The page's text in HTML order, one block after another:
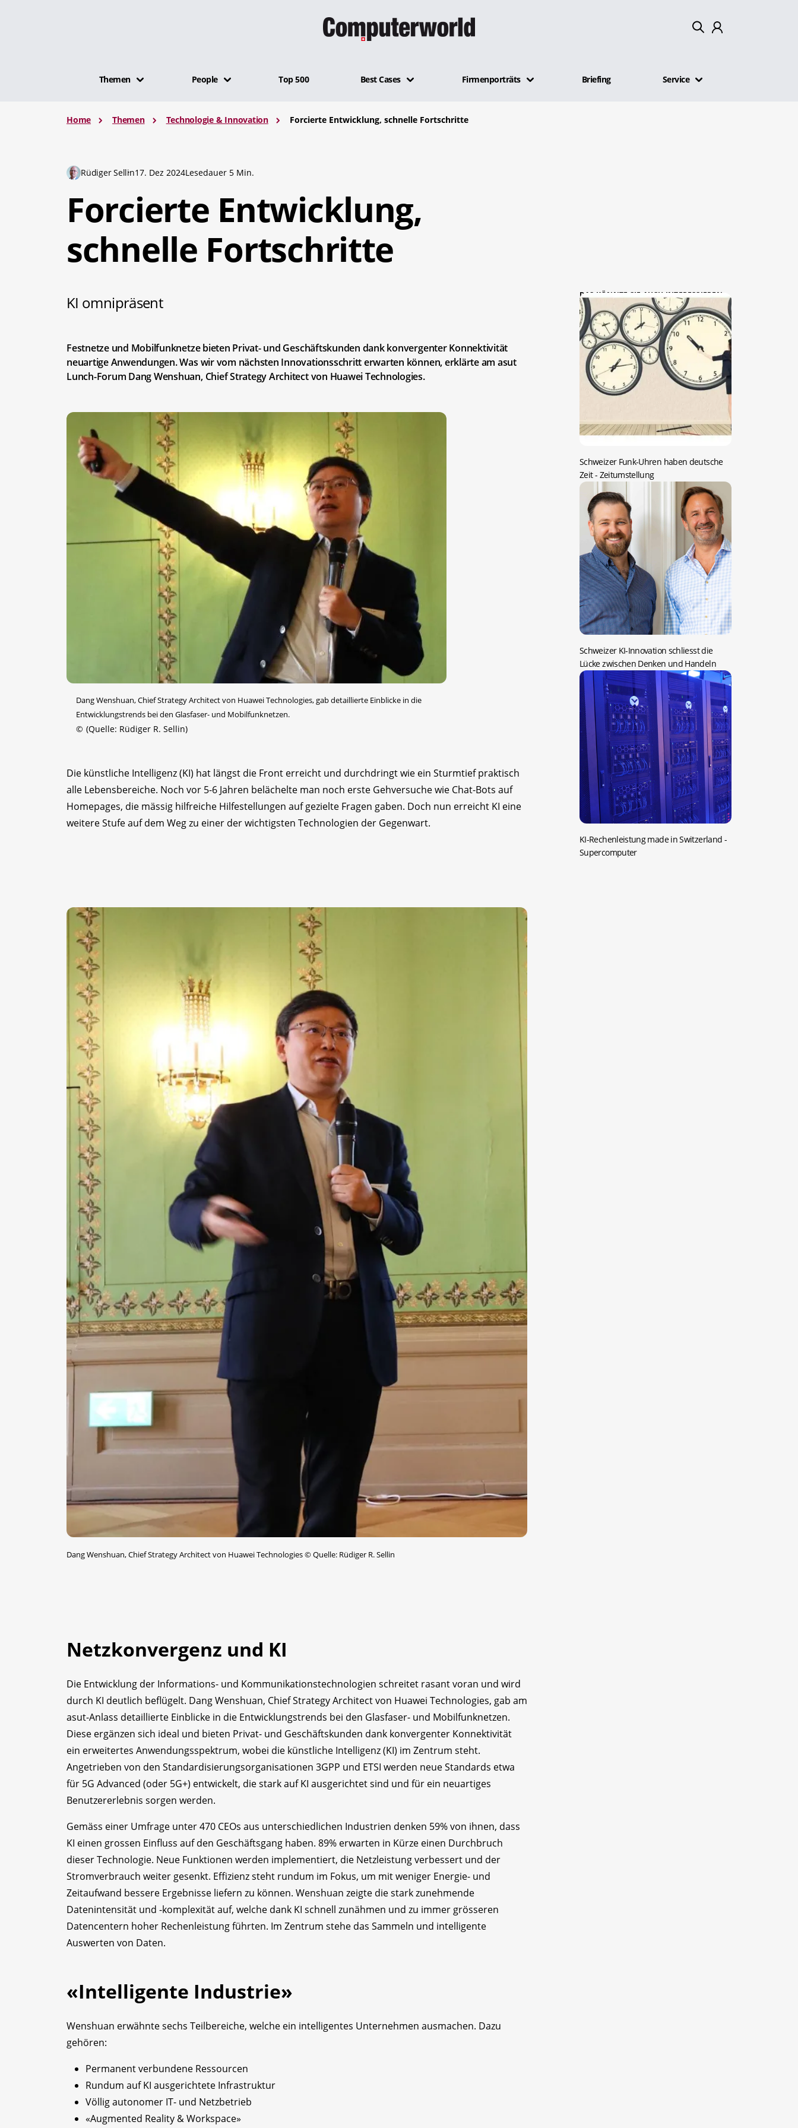
Themen People Top 500 Best Cases Firmenporträts Briefing Service
Home Themen Technologie & Innovation Forcierte Entwicklung, schnelle Fortschritte
Rüdiger Sellin17. Dez 2024Lesedauer 5 Min.
Forcierte Entwicklung,
schnelle Fortschritte
KI omnipräsent
Festnetze und Mobilfunknetze bieten Privat- und Geschäftskunden dank konvergenter Konnektivität
neuartige Anwendungen. Was wir vom nächsten Innovationsschritt erwarten können, erklärte am asut
Lunch-Forum Dang Wenshuan, Chief Strategy Architect von Huawei Technologies.
Dang Wenshuan, Chief Strategy Architect von Huawei Technologies, gab detaillierte Einblicke in die
Entwicklungstrends bei den Glasfaser- und Mobilfunknetzen.
© (Quelle: Rüdiger R. Sellin)
Die künstliche Intelligenz (KI) hat längst die Front erreicht und durchdringt wie ein Sturmtief praktisch
alle Lebensbereiche. Noch vor 5-6 Jahren belächelte man noch erste Gehversuche wie Chat-Bots auf
Homepages, die mässig hilfreiche Hilfestellungen auf gezielte Fragen gaben. Doch nun erreicht KI eine
weitere Stufe auf dem Weg zu einer der wichtigsten Technologien der Gegenwart.
Dang Wenshuan, Chief Strategy Architect von Huawei Technologies©Quelle: Rüdiger R. Sellin
Netzkonvergenz und KI
Die Entwicklung der Informations- und Kommunikationstechnologien schreitet rasant voran und wird
durch KI deutlich beflügelt. Dang Wenshuan, Chief Strategy Architect von Huawei Technologies, gab am
asut-Anlass detaillierte Einblicke in die Entwicklungstrends bei den Glasfaser- und Mobilfunknetzen.
Diese ergänzen sich ideal und bieten Privat- und Geschäftskunden dank konvergenter Konnektivität
ein erweitertes Anwendungsspektrum, wobei die künstliche Intelligenz (KI) im Zentrum steht.
Angetrieben von den Standardisierungsorganisationen 3GPP und ETSI werden neue Standards etwa
für 5G Advanced (oder 5G+) entwickelt, die stark auf KI ausgerichtet sind und für ein neuartiges
Benutzererlebnis sorgen werden.
Gemäss einer Umfrage unter 470 CEOs aus unterschiedlichen Industrien denken 59% von ihnen, dass
KI einen grossen Einfluss auf den Geschäftsgang haben. 89% erwarten in Kürze einen Durchbruch
dieser Technologie. Neue Funktionen werden implementiert, die Netzleistung verbessert und der
Stromverbrauch weiter gesenkt. Effizienz steht rundum im Fokus, um mit weniger Energie- und
Zeitaufwand bessere Ergebnisse liefern zu können. Wenshuan zeigte die stark zunehmende
Datenintensität und -komplexität auf, welche dank KI schnell zunähmen und zu immer grösseren
Datencentern hoher Rechenleistung führten. Im Zentrum stehe das Sammeln und intelligente
Auswerten von Daten.
«Intelligente Industrie»
Wenshuan erwähnte sechs Teilbereiche, welche ein intelligentes Unternehmen ausmachen. Dazu
gehören:
Permanent verbundene Ressourcen
Rundum auf KI ausgerichtete Infrastruktur
Völlig autonomer IT- und Netzbetrieb
«Augmented Reality & Workspace»
DAS KÖNNTE SIE AUCH INTERESSIEREN:
Schweizer Funk-Uhren haben deutsche
Zeit- Zeitumstellung
Schweizer KI-Innovation schliesst die
Lücke zwischen Denken und Handeln
KI-Rechenleistung made in Switzerland -
Supercomputer